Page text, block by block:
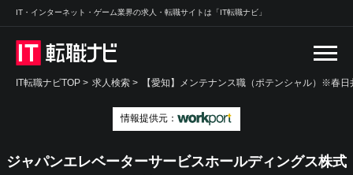
IT・インターネット・ゲーム業界の求人・転職サイトは「IT転職ナビ」
IT転職ナビTOP > 求人検索 > 【愛知】メンテナンス職（ポテンシャル）※春日
情報提供元：
ジャパンエレベーターサービスホールディングス株式